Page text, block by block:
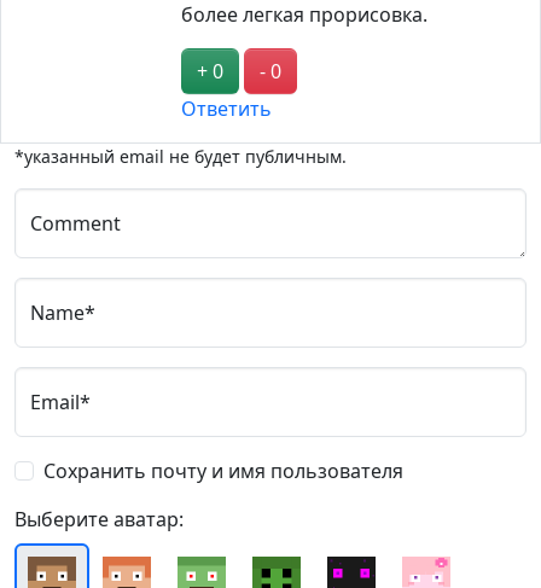
более легкая прорисовка.
+ 0
- 0
Ответить
*указанный email не будет публичным.
Comment
Name*
Email*
Сохранить почту и имя пользователя
Выберите аватар: